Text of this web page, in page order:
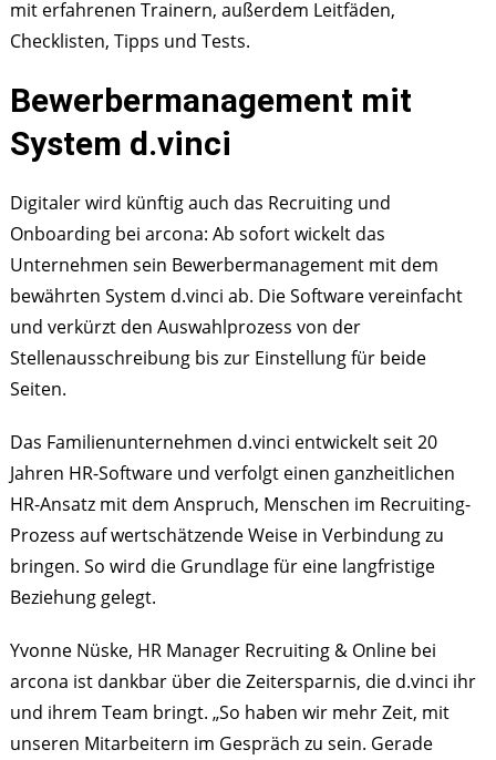
mit erfahrenen Trainern, außerdem Leitfäden,
Checklisten, Tipps und Tests.
Bewerbermanagement mit
System d.vinci
Digitaler wird künftig auch das Recruiting und
Onboarding bei arcona: Ab sofort wickelt das
Unternehmen sein Bewerbermanagement mit dem
bewährten System d.vinci ab. Die Software vereinfacht
und verkürzt den Auswahlprozess von der
Stellenausschreibung bis zur Einstellung für beide
Seiten.
Das Familienunternehmen d.vinci entwickelt seit 20
Jahren HR-Software und verfolgt einen ganzheitlichen
HR-Ansatz mit dem Anspruch, Menschen im Recruiting-
Prozess auf wertschätzende Weise in Verbindung zu
bringen. So wird die Grundlage für eine langfristige
Beziehung gelegt.
Yvonne Nüske, HR Manager Recruiting & Online bei
arcona ist dankbar über die Zeitersparnis, die d.vinci ihr
und ihrem Team bringt. „So haben wir mehr Zeit, mit
unseren Mitarbeitern im Gespräch zu sein. Gerade